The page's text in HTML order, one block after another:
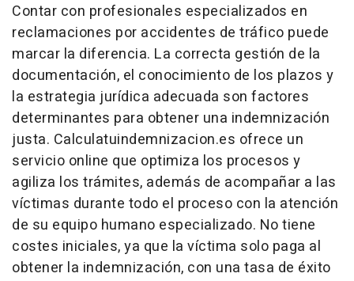
Contar con profesionales especializados en
reclamaciones por accidentes de tráfico puede
marcar la diferencia. La correcta gestión de la
documentación, el conocimiento de los plazos y
la estrategia jurídica adecuada son factores
determinantes para obtener una indemnización
justa. Calculatuindemnizacion.es ofrece un
servicio online que optimiza los procesos y
agiliza los trámites, además de acompañar a las
víctimas durante todo el proceso con la atención
de su equipo humano especializado. No tiene
costes iniciales, ya que la víctima solo paga al
obtener la indemnización, con una tasa de éxito